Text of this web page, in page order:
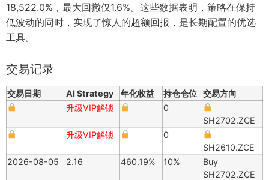
18,522.0%，最大回撤仅1.6%。这些数据表明，策略在保持
低波动的同时，实现了惊人的超额回报，是长期配置的优选
工具。
交易记录
交易日期 AI Strategy 年化收益 持仓仓位 交易方向
升级VIP解锁
0
SH2702.ZCE
升级VIP解锁
0
SH2610.ZCE
2026-08-05
2.16 460.19% 10%
Buy
SH2702.ZCE